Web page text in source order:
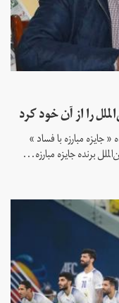
را از آن خود کرد
جایزه مبارزه با فساد »
برنده جایزه مبارزه...